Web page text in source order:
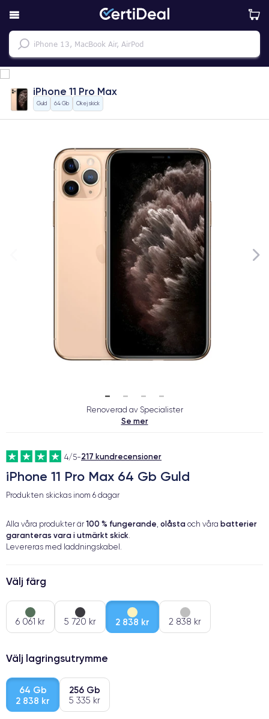
iPhone 11 Pro Max
Guld 64 Gb Okej skick
Renoverad av Specialister
Se mer
4/5-217 kundrecensioner
iPhone 11 Pro Max 64 Gb Guld
Produkten skickas inom 6 dagar
Alla våra produkter är 100 % fungerande, olåsta och våra batterier
garanteras vara i utmärkt skick.
Levereras med laddningskabel.
Välj färg
6 061 kr 5 720 kr 2 838 kr 2 838 kr
Välj lagringsutrymme
64 Gb
2 838 kr
256 Gb
5 335 kr